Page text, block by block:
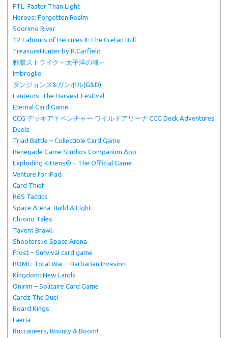
FTL: Faster Than Light
Heroes: Forgotten Realm
Soorimo River
12 Labours of Hercules II: The Cretan Bull
TreasureHunter by R.Garfield
戦艦ストライク～太平洋の魂～
Imbroglio
ダンジョンズ&ガンボル(G&D)
Lanterns: The Harvest Festival
Eternal Card Game
CCG デッキアドベンチャー ワイルドアリーナ CCG Deck Adventures
Duels
Triad Battle – Collectible Card Game
Renegade Game Studios Companion App
Exploding Kittens® – The Official Game
Venture for iPad
Card Thief
R6S Tactics
Space Arena: Build & Fight
Chrono Tales
Tavern Brawl
Shooters.io Space Arena
Frost – Survival card game
ROME: Total War – Barbarian Invasion
Kingdom: New Lands
Onirim – Solitaire Card Game
Cardz The Duel
Board Kings
Faeria
Buccaneers, Bounty & Boom!